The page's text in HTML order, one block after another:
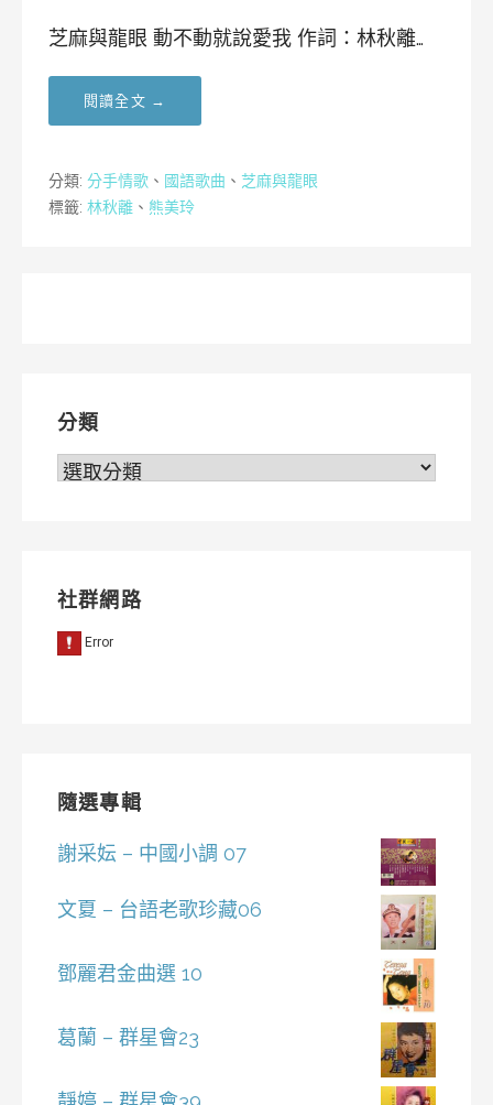
芝麻與龍眼 動不動就說愛我 作詞：林秋離…
閱讀全文 →
分類: 分手情歌 、 國語歌曲 、 芝麻與龍眼
標籤: 林秋離 、 熊美玲
分類
分
社群網路
隨選專輯
謝采妘 – 中國小調 07
文夏 – 台語老歌珍藏06
鄧麗君金曲選 10
葛蘭 – 群星會23